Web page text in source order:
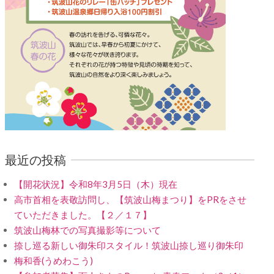
最近の投稿
【開花状況】令和8年3月5日（木）現在
高市首相を表敬訪問し、【筑波山梅まつり】をPRをさせ
ていただきました。【２／１７】
筑波山梅林での写真撮影等について
捺し巡る新しい御朱印スタイル！筑波山捺し巡り御朱印
梅和香(うめわこう)